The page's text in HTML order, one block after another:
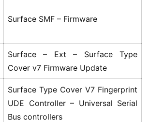
Surface SMF – Firmware
Surface – Ext – Surface Type
Cover v7 Firmware Update
Surface Type Cover V7 Fingerprint
UDE Controller – Universal Serial
Bus controllers